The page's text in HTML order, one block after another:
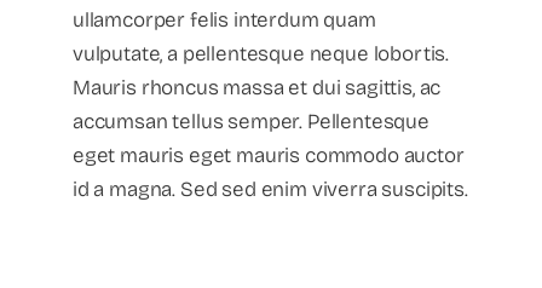
ullamcorper felis interdum quam
vulputate, a pellentesque neque lobortis.
Mauris rhoncus massa et dui sagittis, ac
accumsan tellus semper. Pellentesque
eget mauris eget mauris commodo auctor
id a magna. Sed sed enim viverra suscipits.